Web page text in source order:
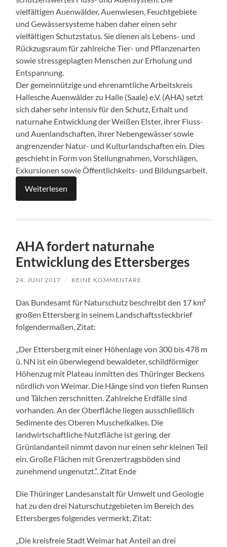
vielfältigen Auenwälder, Auenwiesen, Feuchtgebiete
und Gewässersysteme haben daher einen sehr
vielfältigen Schutzstatus. Sie dienen als Lebens- und
Rückzugsraum für zahlreiche Tier- und Pflanzenarten
sowie stressgeplagten Menschen zur Erholung und
Entspannung.
Der gemeinnützige und ehrenamtliche Arbeitskreis
Hallesche Auenwälder zu Halle (Saale) e.V. (AHA) setzt
sich daher sehr intensiv für den Schutz, Erhalt und
naturnahe Entwicklung der Weißen Elster, ihrer Fluss-
und Auenlandschaften, ihrer Nebengewässer sowie
angrenzender Natur- und Kulturlandschaften ein. Dies
geschieht in Form von Stellungnahmen, Vorschlägen,
Exkursionen sowie Öffentlichkeits- und Bildungsarbeit.
Weiterlesen
AHA fordert naturnahe
Entwicklung des Ettersberges
24. JUNI 2017 / KEINE KOMMENTARE
Das Bundesamt für Naturschutz beschreibt den 17 km²
großen Ettersberg in seinem Landschaftssteckbrief
folgendermaßen, Zitat:
„Der Ettersberg mit einer Höhenlage von 300 bis 478 m
ü. NN ist ein überwiegend bewaldeter, schildförmiger
Höhenzug mit Plateau inmitten des Thüringer Beckens
nördlich von Weimar. Die Hänge sind von tiefen Runsen
und Tälchen zerschnitten. Zahlreiche Erdfälle sind
vorhanden. An der Oberfläche liegen ausschließlich
Sedimente des Oberen Muschelkalkes. Die
landwirtschaftliche Nutzfläche ist gering, der
Grünlandanteil nimmt davon nur einen sehr kleinen Teil
ein. Große Flächen mit Grenzertragsböden sind
zunehmend ungenutzt.“, Zitat Ende
Die Thüringer Landesanstalt für Umwelt und Geologie
hat zu den drei Naturschutzgebieten im Bereich des
Ettersberges folgendes vermerkt, Zitat:
„Die kreisfreie Stadt Weimar hat Anteil an drei